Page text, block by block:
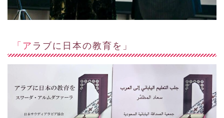
「アラブに日本の教育を」